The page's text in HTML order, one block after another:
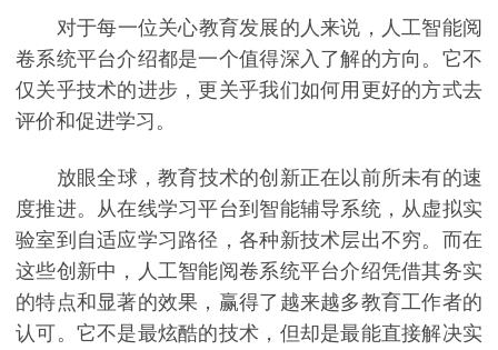
对于每一位关心教育发展的人来说，人工智能阅
卷系统平台介绍都是一个值得深入了解的方向。它不
仅关乎技术的进步，更关乎我们如何用更好的方式去
评价和促进学习。
放眼全球，教育技术的创新正在以前所未有的速
度推进。从在线学习平台到智能辅导系统，从虚拟实
验室到自适应学习路径，各种新技术层出不穷。而在
这些创新中，人工智能阅卷系统平台介绍凭借其务实
的特点和显著的效果，赢得了越来越多教育工作者的
认可。它不是最炫酷的技术，但却是最能直接解决实